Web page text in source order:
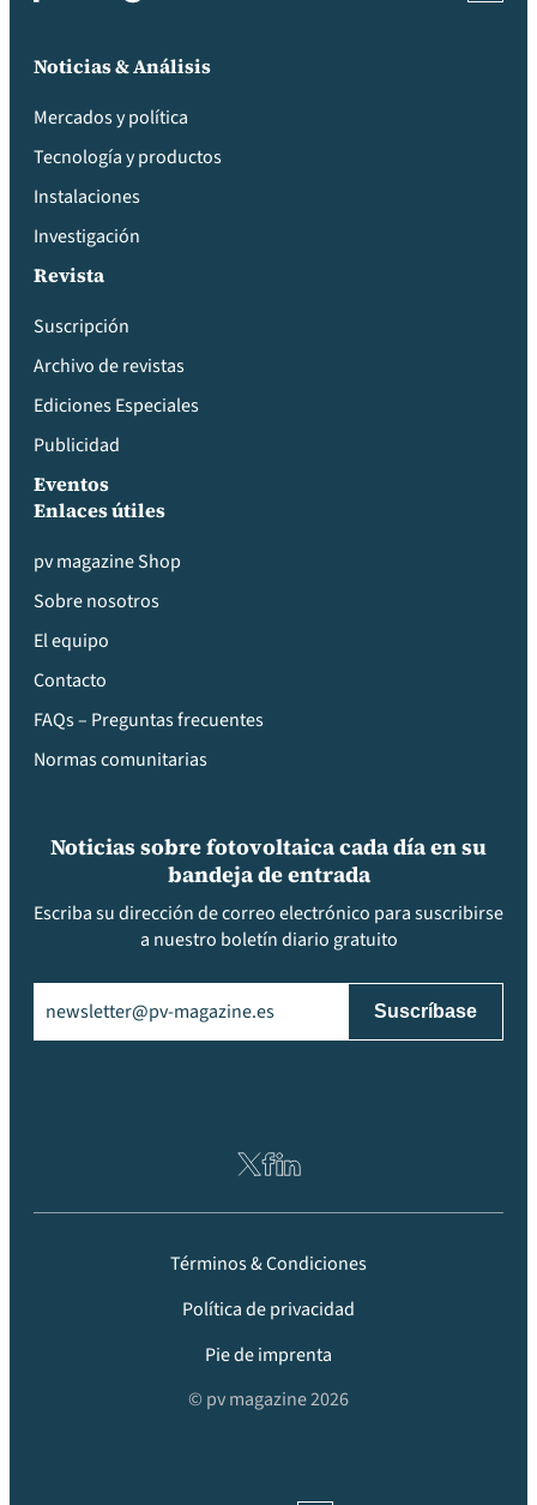
Noticias & Análisis
Mercados y política
Tecnología y productos
Instalaciones
Investigación
Revista
Suscripción
Archivo de revistas
Ediciones Especiales
Publicidad
Eventos
Enlaces útiles
pv magazine Shop
Sobre nosotros
El equipo
Contacto
FAQs – Preguntas frecuentes
Normas comunitarias
Noticias sobre fotovoltaica cada día en su
bandeja de entrada
Escriba su dirección de correo electrónico para suscribirse
a nuestro boletín diario gratuito
Términos & Condiciones
Política de privacidad
Pie de imprenta
© pv magazine 2026